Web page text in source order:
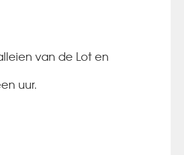
van de Lot en
uur.